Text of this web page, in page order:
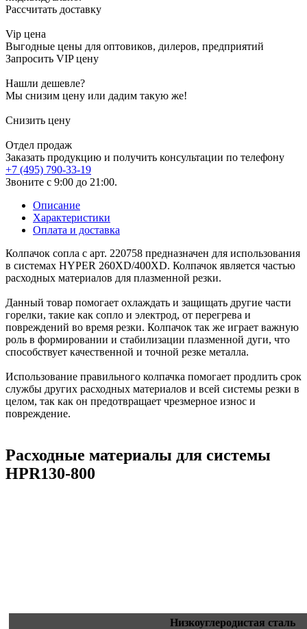
Рассчитать доставку
Vip цена
Выгодные цены для оптовиков, дилеров, предприятий
Запросить VIP цену
Нашли дешевле?
Мы снизим цену или дадим такую же!
Снизить цену
Отдел продаж
Заказать продукцию и получить консультации по телефону
+7 (495) 790-33-19
Звоните с 9:00 до 21:00.
Описание
Характеристики
Оплата и доставка
Колпачок сопла с арт. 220758 предназначен для использования
в системах HYPER 260XD/400XD. Колпачок является частью
расходных материалов для плазменной резки.
Данный товар помогает охлаждать и защищать другие части
горелки, такие как сопло и электрод, от перегрева и
повреждений во время резки. Колпачок так же играет важную
роль в формировании и стабилизации плазменной дуги, что
способствует качественной и точной резке металла.
Использование правильного колпачка помогает продлить срок
службы других расходных материалов и всей системы резки в
целом, так как он предотвращает чрезмерное износ и
повреждение.
Расходные материалы для системы
HPR130-800
Низкоуглеродистая сталь